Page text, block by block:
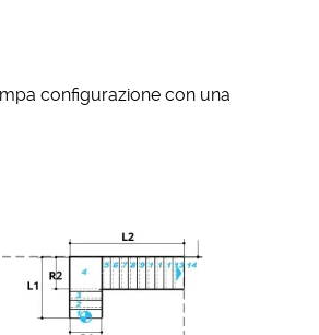
configurazione con una